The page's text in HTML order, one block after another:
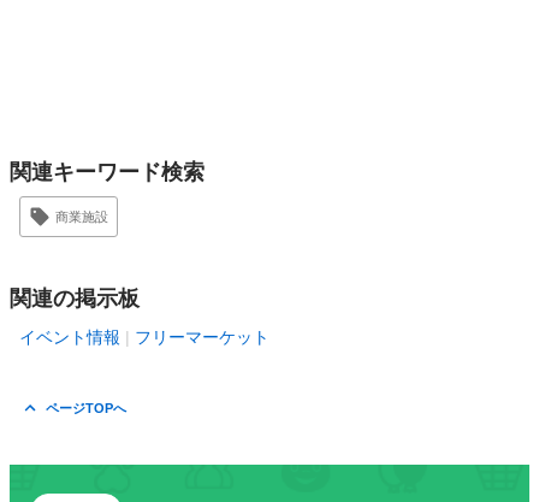
関連キーワード検索
商業施設
関連の掲示板
イベント情報 フリーマーケット
ページTOPへ